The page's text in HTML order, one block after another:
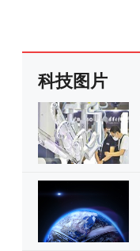
科技图片